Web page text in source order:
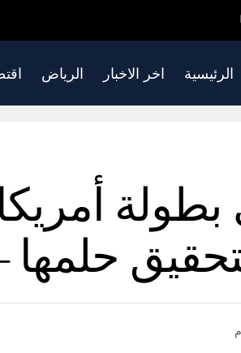
الرئيسية اخر الاخبار الرياض
بطولة
حلمها –